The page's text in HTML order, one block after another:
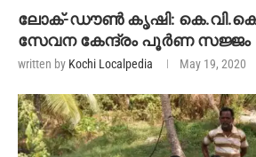
ലോക്-ഡൗൺ കൃഷി: കെ.വി.കെ
സേവന കേന്ദ്രം പൂർണ സജ്ജം
written by Kochi Localpedia May 19, 2020